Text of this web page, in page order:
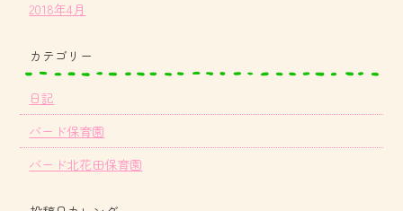
2018年4月
カテゴリー
日記
バード保育園
バード北花田保育園